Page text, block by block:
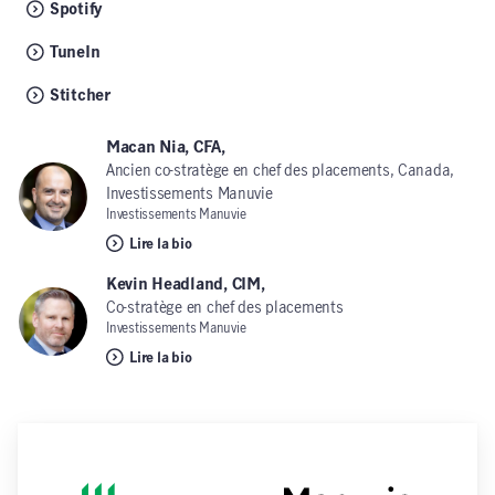
Spotify
TuneIn
Stitcher
Macan Nia, CFA,
Ancien co-stratège en chef des placements, Canada,
Investissements Manuvie
Investissements Manuvie
Lire la bio
Kevin Headland, CIM,
Co-stratège en chef des placements
Investissements Manuvie
Lire la bio